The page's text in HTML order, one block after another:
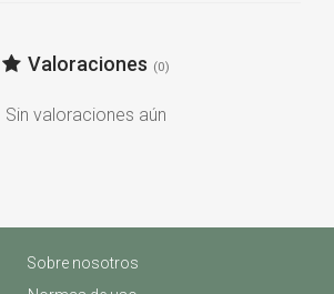
Valoraciones (0)
Sin valoraciones aún
Sobre nosotros